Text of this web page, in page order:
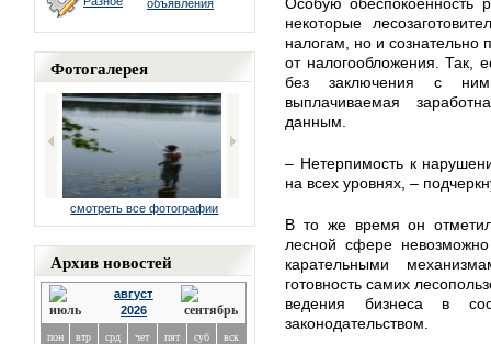
объявления
Фотогалерея
смотреть все фотографии
Архив новостей
август
2026
пон втр срд чет пят суб вск
некоторые
налогам, но и
от налогообложения. Так,
без заключения с
выплачиваемая
данным.
– Нетерпимость к
на всех уровнях, –
В то же время он
лесной сфере
карательными
готовность самих
ведения бизнеса в
законодательством.